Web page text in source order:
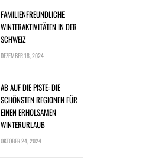
FAMILIENFREUNDLICHE
WINTERAKTIVITÄTEN IN DER
SCHWEIZ
DEZEMBER 18, 2024
AB AUF DIE PISTE: DIE
SCHÖNSTEN REGIONEN FÜR
EINEN ERHOLSAMEN
WINTERURLAUB
OKTOBER 24, 2024